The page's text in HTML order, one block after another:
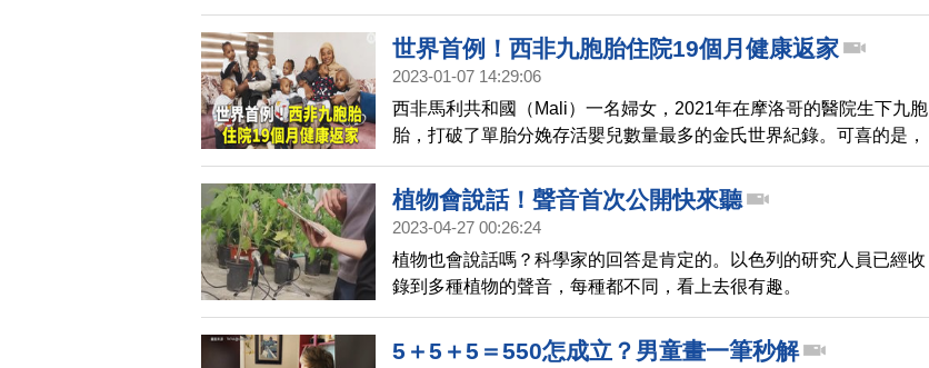
食材，免費使用烤箱，不僅降低居民的生活負擔，還促進了居民間的
交流。
世界首例！西非九胞胎住院19個月健康返家
2023-01-07 14:29:06
西非馬利共和國（Mali）一名婦女，2021年在摩洛哥的醫院生下九胞
胎，打破了單胎分娩存活嬰兒數量最多的金氏世界紀錄。可喜的是，
這9個孩子在出生19個月後，終於和父母一起平安回家。
植物會說話！聲音首次公開快來聽
2023-04-27 00:26:24
植物也會說話嗎？科學家的回答是肯定的。以色列的研究人員已經收
錄到多種植物的聲音，每種都不同，看上去很有趣。
5＋5＋5＝550怎成立？男童畫一筆秒解